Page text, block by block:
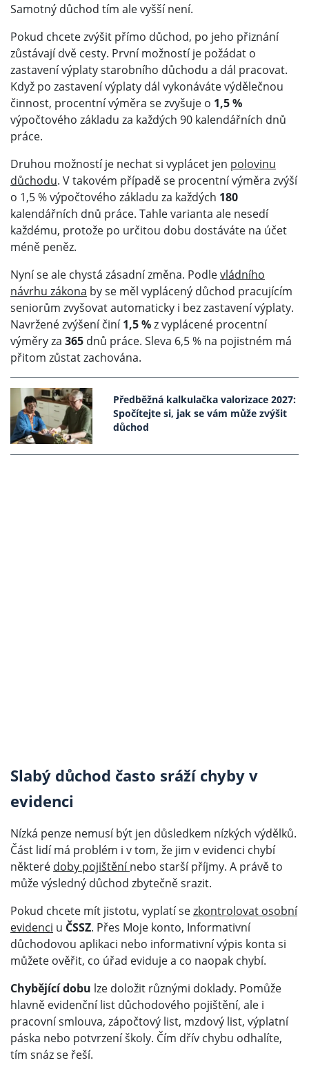
Samotný důchod tím ale vyšší není.
Pokud chcete zvýšit přímo důchod, po jeho přiznání
zůstávají dvě cesty. První možností je požádat o
zastavení výplaty starobního důchodu a dál pracovat.
Když po zastavení výplaty dál vykonáváte výdělečnou
činnost, procentní výměra se zvyšuje o 1,5 %
výpočtového základu za každých 90 kalendářních dnů
práce.
Druhou možností je nechat si vyplácet jen polovinu
důchodu. V takovém případě se procentní výměra zvýší
o 1,5 % výpočtového základu za každých 180
kalendářních dnů práce. Tahle varianta ale nesedí
každému, protože po určitou dobu dostáváte na účet
méně peněz.
Nyní se ale chystá zásadní změna. Podlevládního
návrhu zákona by se měl vyplácený důchod pracujícím
seniorům zvyšovat automaticky i bez zastavení výplaty.
Navržené zvýšení činí1,5 %z vyplácené procentní
výměry za 365 dnů práce. Sleva 6,5 % na pojistném má
přitom zůstat zachována.
Předběžná kalkulačka valorizace 2027:
Spočítejte si, jak se vám může zvýšit
důchod
Slabý důchod často sráží chyby v
evidenci
Nízká penze nemusí být jen důsledkem nízkých výdělků.
Část lidí má problém i v tom, že jim v evidenci chybí
některé doby pojištěnínebo starší příjmy. A právě to
může výsledný důchod zbytečně srazit.
Pokud chcete mít jistotu, vyplatí sezkontrolovat osobní
evidenci u ČSSZ. Přes Moje konto, Informativní
důchodovou aplikaci nebo informativní výpis konta si
můžete ověřit, co úřad eviduje a co naopak chybí.
Chybějící dobu lze doložit různými doklady. Pomůže
hlavně evidenční list důchodového pojištění, ale i
pracovní smlouva, zápočtový list, mzdový list, výplatní
páska nebo potvrzení školy. Čím dřív chybu odhalíte,
tím snáz se řeší.